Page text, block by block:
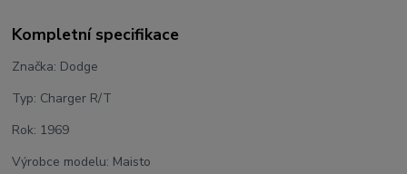
Kompletní specifikace
Značka: Dodge
Typ: Charger R/T
Rok: 1969
Výrobce modelu: Maisto